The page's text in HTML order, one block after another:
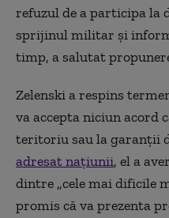
refuzul de a participa la
sprijinul militar și
timp, a salutat
Zelenski a respins
va accepta niciun acord
teritoriu sau la garanții
adresat națiunii, el a
dintre „cele mai dificile
promis că va prezenta